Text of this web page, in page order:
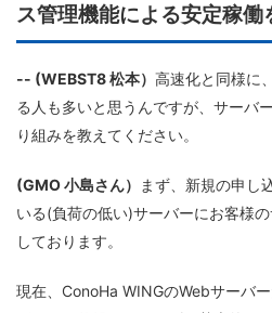
ス管理機能による安定稼働
-- (WEBST8 松本） 高速化と同様に
る人も多いと思うんですが、サーバ
り組みを教えてください。
(GMO 小島さん）
まず、新規の申し
いる(負荷の低い)サーバーにお客様
しております。
現在、ConoHa WINGのWebサーバ